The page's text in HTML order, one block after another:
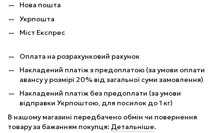
Нова пошта
Укрпошта
Міст Експрес
Оплата на розрахунковий рахунок
Накладений платіж з предоплатою (за умови оплати
авансу у розмірі 20% від загальної суми замовлення)
Накладений платіж без предоплати (за умови
відправки Укрпоштою, для посилок до 1 кг)
В нашому магазині передбачено обмін чи повернення
товару за бажанням покупця: Детальніше.